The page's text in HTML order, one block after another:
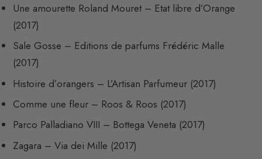
Une amourette Roland Mouret – Etat libre d’Orange
(2017)
Sale Gosse – Editions de parfums Frédéric Malle
(2017)
Histoire d’orangers – L’Artisan Parfumeur (2017)
Comme une fleur – Roos & Roos (2017)
Parco Palladiano VIII – Bottega Veneta (2017)
Zagara – Via dei Mille (2017)